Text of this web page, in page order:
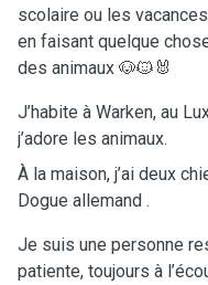
scolaire ou les
en faisant quelque
des animaux 🐶🐱🐰
J’habite à Warken, au
j’adore les animaux.
À la maison, j’ai deux
Dogue allemand .
Je suis une personne
patiente, toujours à